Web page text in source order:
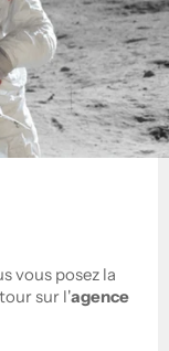
vous posez la
sur l'agence